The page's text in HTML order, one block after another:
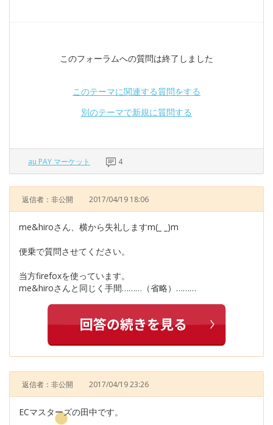
このフォーラムへの質問は終了しました
このテーマに関連する質問をする
別のテーマで新規に質問する
au PAY マーケット 4
返信者：非公開 2017/04/19 18:06
me&hiroさん、横から失礼しますm(_ _)m
便乗で質問させてください。
当方firefoxを使っています。
me&hiroさんと同じく手間………（省略）………
返信者：非公開 2017/04/19 23:26
ECマスターズの田中です。